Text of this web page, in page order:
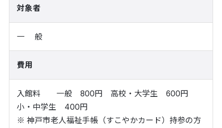
対象者
一 般
費用
入館料 一般 800円 高校・大学生 600円
小・中学生 400円
※ 神戸市老人福祉手帳（すこやかカード）持参の方